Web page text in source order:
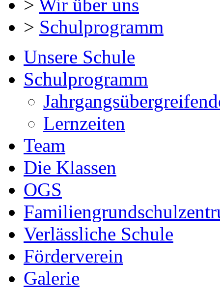
> Wir über uns
> Schulprogramm
Unsere Schule
Schulprogramm
Lernzeiten
Team
Die Klassen
OGS
Verlässliche Schule
Förderverein
Galerie